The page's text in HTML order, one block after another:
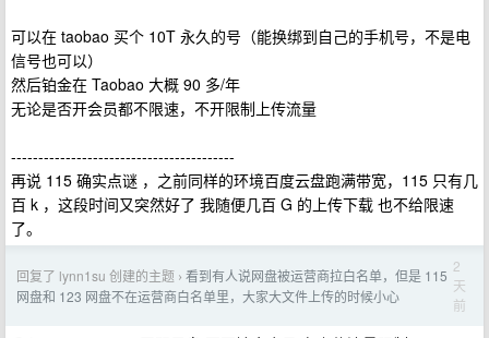
可以在 taobao 买个 10T 永久的号（能换绑到自己的手机号，不是电
信号也可以）
然后铂金在 Taobao 大概 90 多/年
无论是否开会员都不限速，不开限制上传流量
-----------------------------------------
再说 115 确实点谜 ，之前同样的环境百度云盘跑满带宽，115 只有几
百 k ，这段时间又突然好了 我随便几百 G 的上传下载 也不给限速
了。
回复了 lynn1su 创建的主题 › 看到有人说网盘被运营商拉白名单，但是 115
网盘和 123 网盘不在运营商白名单里，大家大文件上传的时候小心
2
天
前